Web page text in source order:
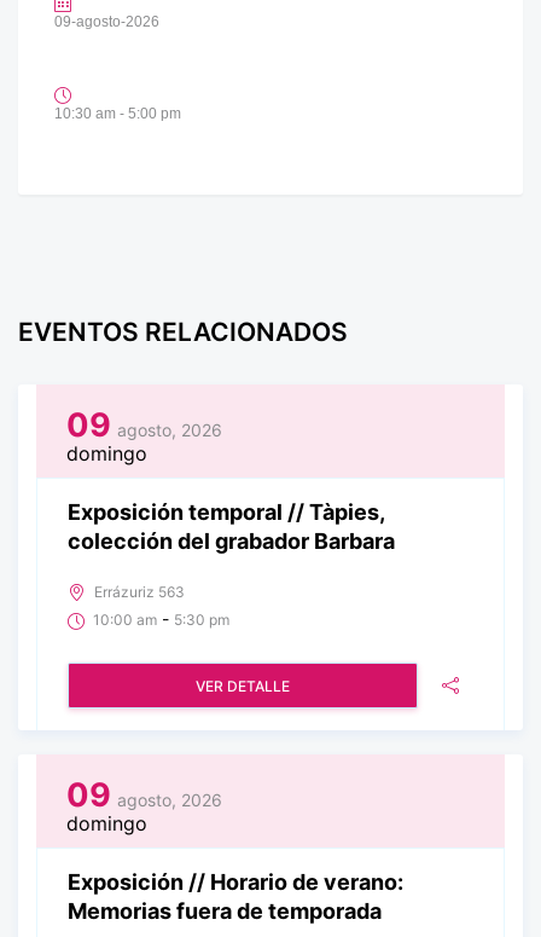
09-agosto-2026
10:30 am - 5:00 pm
EVENTOS RELACIONADOS
09 agosto, 2026
domingo
Exposición temporal // Tàpies,
colección del grabador Barbara
Errázuriz 563
10:00 am - 5:30 pm
VER DETALLE
09 agosto, 2026
domingo
Exposición // Horario de verano:
Memorias fuera de temporada